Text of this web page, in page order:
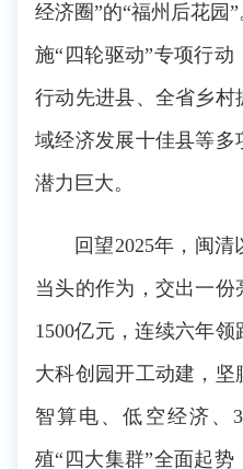
经济圈”的“福州后花园
施“四轮驱动”专项行
行动先进县、全省乡
域经济发展十佳县等多
潜力巨大。
回望2025年，闽
当头的作为，交出一
1500亿元，连续六年
大科创园开工动建，
智算电、低空经济、
殖“四大集群”全面起